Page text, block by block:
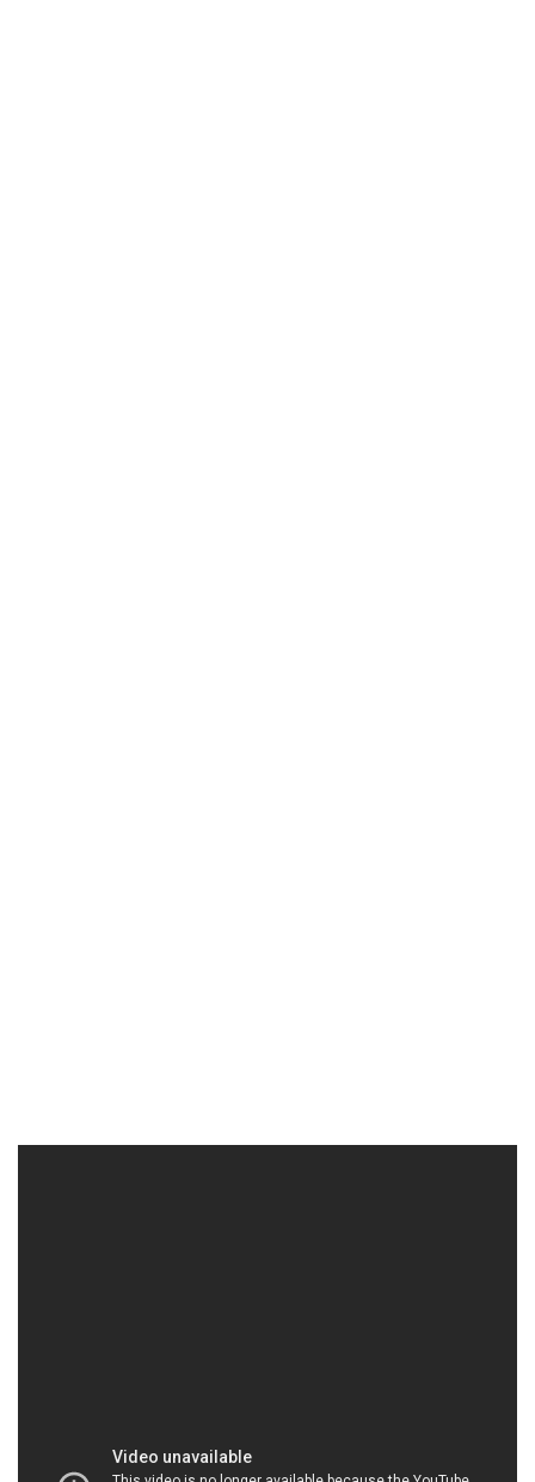
phục vụ, chúng tôi không ngừng phấn đấu để duy trì